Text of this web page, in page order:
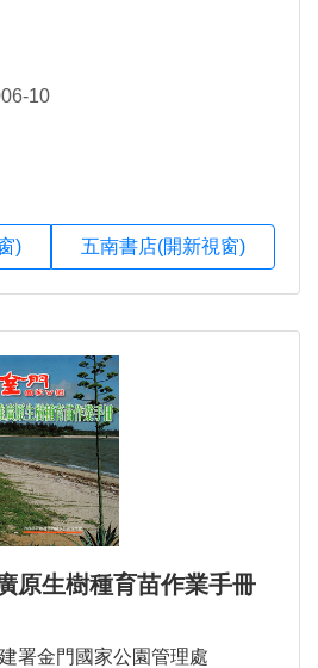
10
) 五南書店(開新視窗)
原生樹種育苗作業手冊
署金門國家公園管理處